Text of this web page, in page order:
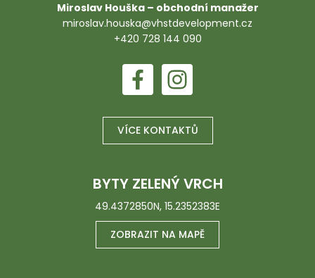
Miroslav Houška – obchodní manažer
miroslav.houska@vhstdevelopment.cz
+420 728 144 090
VÍCE KONTAKTŮ
BYTY ZELENÝ VRCH
49.4372850N, 15.2352383E
ZOBRAZIT NA MAPĚ